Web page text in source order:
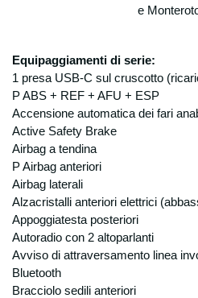
e
Equipaggiamenti di serie:
1 presa USB-C sul cruscotto
P ABS + REF + AFU + ESP
Accensione automatica dei fari
Active Safety Brake
Airbag a tendina
P Airbag anteriori
Airbag laterali
Alzacristalli anteriori elettrici
Appoggiatesta posteriori
Autoradio con 2 altoparlanti
Avviso di attraversamento linea
Bluetooth
Bracciolo sedili anteriori